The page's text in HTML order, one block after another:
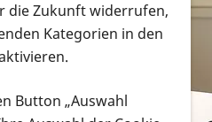
die Zukunft widerrufen,
Kategorien in den
Button „Auswahl